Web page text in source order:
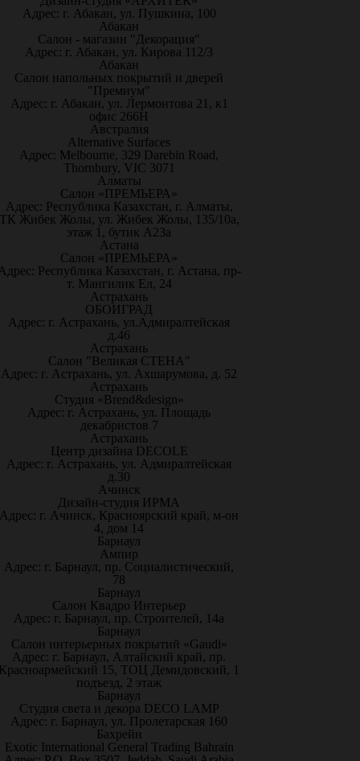
Адрес: г. Абакан, ул. Пушкина, 100
Абакан
Салон - магазин "Декорация"
Адрес: г. Абакан, ул. Кирова 112/3
Абакан
Салон напольных покрытий и дверей
"Премиум"
Адрес: г. Абакан, ул. Лермонтова 21, к1
офис 266Н
Австралия
Alternative Surfaces
Адрес: Melbourne, 329 Darebin Road,
Thornbury, VIC 3071
Алматы
Салон «ПРЕМЬЕРА»
Адрес: Республика Казахстан, г. Алматы,
Жибек Жолы, ул. Жибек Жолы, 135/10а,
этаж 1, бутик А23а
Астана
Салон «ПРЕМЬЕРА»
Республика Казахстан, г. Астана, пр-
т. Мангилик Ел, 24
Астрахань
ОБОИГРАД
Адрес: г. Астрахань, ул.Адмиралтейская
д.46
Астрахань
Салон "Великая СТЕНА"
Адрес: г. Астрахань, ул. Ахшарумова, д. 52
Астрахань
Студия «Brend&design»
Адрес: г. Астрахань, ул. Площадь
декабристов 7
Астрахань
Центр дизайна DECOLE
Адрес: г. Астрахань, ул. Адмиралтейская
д.30
Ачинск
Дизайн-студия ИРМА
Адрес: г. Ачинск, Красноярский край, м-он
4, дом 14
Барнаул
Ампир
Адрес: г. Барнаул, пр. Социалистический,
78
Барнаул
Салон Квадро Интерьер
Адрес: г. Барнаул, пр. Строителей, 14а
Барнаул
Салон интерьерных покрытий «Gaudi»
Адрес: г. Барнаул, Алтайский край, пр.
15, ТОЦ Демидовский, 1
подъезд, 2 этаж
Барнаул
Студия света и декора DECO LAMP
Адрес: г. Барнаул, ул. Пролетарская 160
Бахрейн
Exotic International General Trading Bahrain